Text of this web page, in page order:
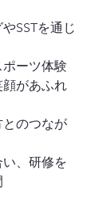
SSTを通じ
ーツ体験
があふれ
のつなが
、研修を